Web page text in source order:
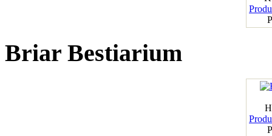
Briar Bestiarium